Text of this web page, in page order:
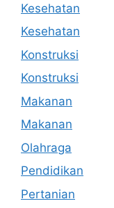
Kesehatan
Kesehatan
Konstruksi
Konstruksi
Makanan
Makanan
Olahraga
Pendidikan
Pertanian